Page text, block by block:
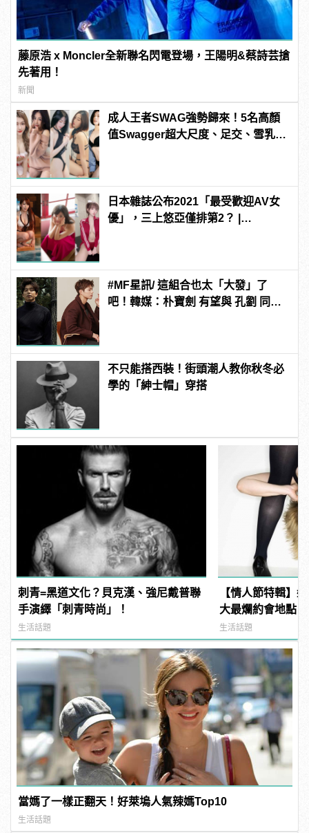
藤原浩 x Moncler全新聯名閃電登場，王陽明&蔡詩芸搶
先著用！
新聞
成人王者SWAG強勢歸來！5名高顏
值Swagger超大尺度、足交、雪乳、
日本雜誌公布2021「最受歡迎AV女
優」，三上悠亞僅排第2？ |
#MF星訊/ 這組合也太「大發」了
吧！韓媒：朴寶劍 有望與 孔劉 同框
不只能搭西裝！街頭潮人教你秋冬必
學的「紳士帽」穿搭
刺青=黑道文化？貝克漢、強尼戴普聯
手演繹「刺青時尚」！
生活話題
【情人節特輯】
大最爛約會地點！
生活話題
當媽了一樣正翻天！好萊塢人氣辣媽Top10
生活話題